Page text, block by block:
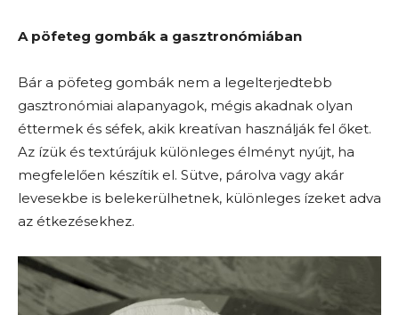
A pöfeteg gombák a gasztronómiában
Bár a pöfeteg gombák nem a legelterjedtebb
gasztronómiai alapanyagok, mégis akadnak olyan
éttermek és séfek, akik kreatívan használják fel őket.
Az ízük és textúrájuk különleges élményt nyújt, ha
megfelelően készítik el. Sütve, párolva vagy akár
levesekbe is belekerülhetnek, különleges ízeket adva
az étkezésekhez.